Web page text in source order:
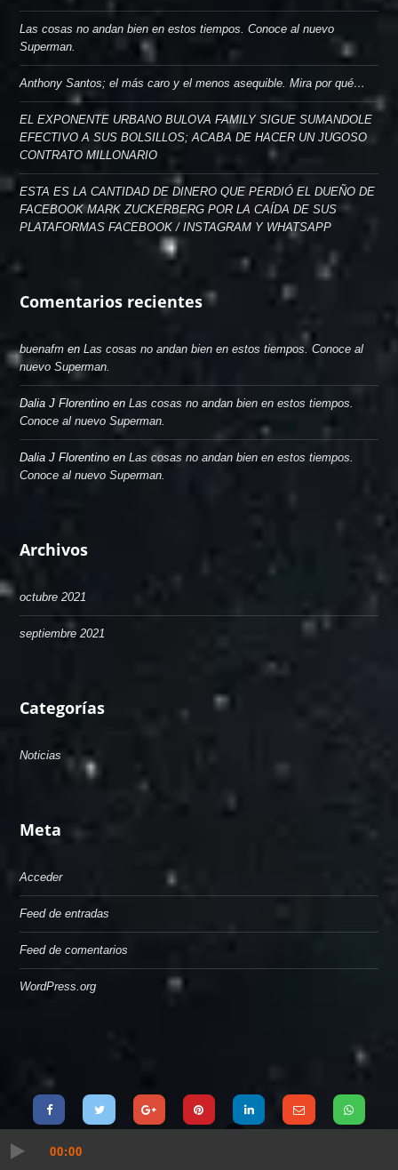
Las cosas no andan bien en estos tiempos. Conoce al nuevo
Superman.
Anthony Santos; el más caro y el menos asequible. Mira por qué…
EL EXPONENTE URBANO BULOVA FAMILY SIGUE SUMANDOLE
EFECTIVO A SUS BOLSILLOS; ACABA DE HACER UN JUGOSO
CONTRATO MILLONARIO
ESTA ES LA CANTIDAD DE DINERO QUE PERDIÓ EL DUEÑO DE
FACEBOOK MARK ZUCKERBERG POR LA CAÍDA DE SUS
PLATAFORMAS FACEBOOK / INSTAGRAM Y WHATSAPP
Comentarios recientes
buenafm enLas cosas no andan bien en estos tiempos. Conoce al
nuevo Superman.
Dalia J Florentino enLas cosas no andan bien en estos tiempos.
Conoce al nuevo Superman.
Dalia J Florentino enLas cosas no andan bien en estos tiempos.
Conoce al nuevo Superman.
Archivos
octubre 2021
septiembre 2021
Categorías
Noticias
Meta
Acceder
Feed de entradas
Feed de comentarios
WordPress.org
00:00